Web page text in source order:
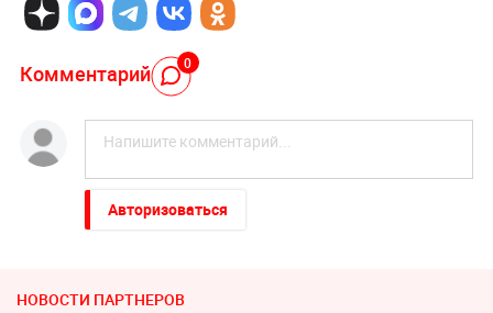
Комментарий 0
Авторизоваться
НОВОСТИ ПАРТНЕРОВ